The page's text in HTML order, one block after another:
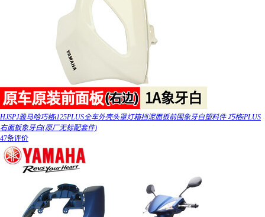
HJSPJ雅马哈巧格i125PLUS全车外壳头罩灯箱挡泥面板前围象牙白塑料件 巧格iPLUS
右面板象牙白(原厂无标配套件)
47条评价